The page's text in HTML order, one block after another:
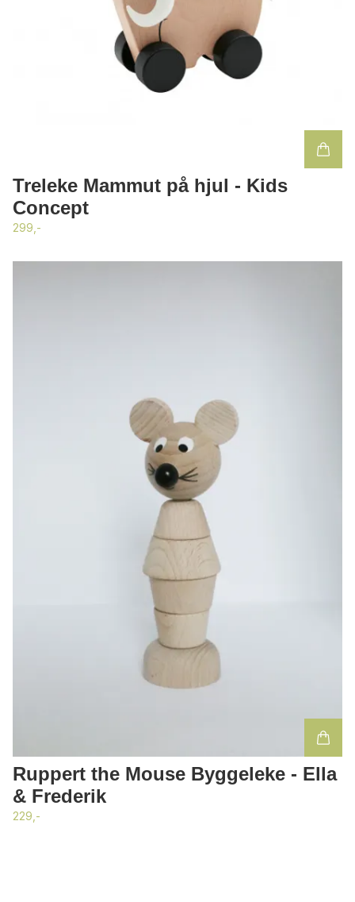
Treleke Mammut på hjul - Kids
Concept
299,-
Ruppert the Mouse Byggeleke - Ella
& Frederik
229,-